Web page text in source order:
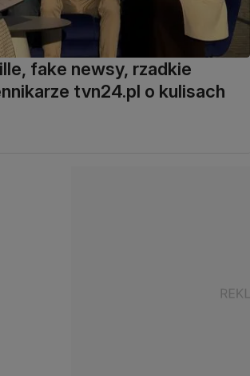
fake newsy, rzadkie
tvn24.pl o kulisach